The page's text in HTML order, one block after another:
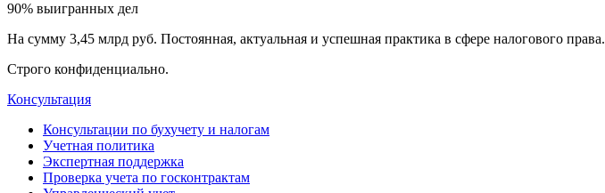
90% выигранных дел
На сумму 3,45 млрд руб. Постоянная, актуальная и успешная практика в сфере налогового права.
Строго конфиденциально.
Консультация
Консультации по бухучету и налогам
Учетная политика
Экспертная поддержка
Проверка учета по госконтрактам